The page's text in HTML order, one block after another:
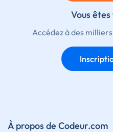
Vous
Accédez à des
À propos de Codeur.com